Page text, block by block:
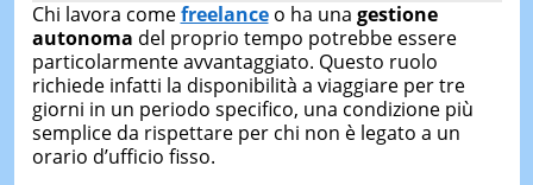
Chi lavora comefreelanceo ha una gestione
autonoma del proprio tempo potrebbe essere
particolarmente avvantaggiato. Questo ruolo
richiede infatti la disponibilità a viaggiare per tre
giorni in un periodo specifico, una condizione più
semplice da rispettare per chi non è legato a un
orario d’ufficio fisso.